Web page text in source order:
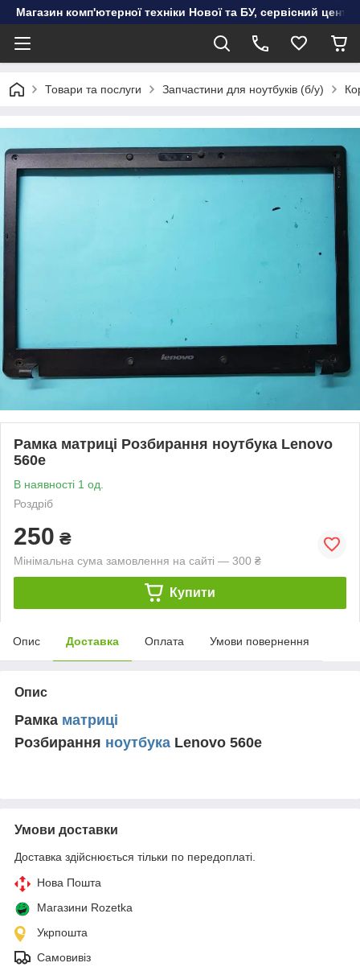
Магазин комп'ютерної техніки Нової та БУ, сервісний центр
Товари та послуги Запчастини для ноутбуків (б/у)
Рамка матриці Розбирання ноутбука Lenovo
560e
В наявності 1 од.
Роздріб
250 ₴
Мінімальна сума замовлення на сайті — 300 ₴
Купити
Опис Доставка Оплата Умови повернення
Опис
Рамка матриці
Розбирання ноутбука Lenovo 560e
Умови доставки
Доставка здійснюється тільки по передоплаті.
Нова Пошта
Магазини Rozetka
Укрпошта
Самовивіз